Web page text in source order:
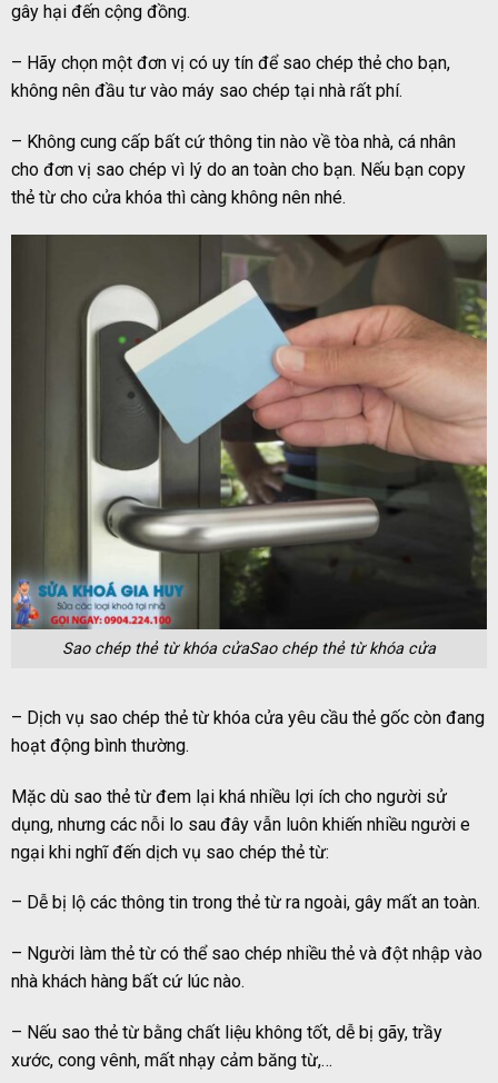
gây hại đến cộng đồng.
– Hãy chọn một đơn vị có uy tín để sao chép thẻ cho bạn,
không nên đầu tư vào máy sao chép tại nhà rất phí.
– Không cung cấp bất cứ thông tin nào về tòa nhà, cá nhân
cho đơn vị sao chép vì lý do an toàn cho bạn. Nếu bạn copy
thẻ từ cho cửa khóa thì càng không nên nhé.
Sao chép thẻ từ khóa cửaSao chép thẻ từ khóa cửa
– Dịch vụ sao chép thẻ từ khóa cửa yêu cầu thẻ gốc còn đang
hoạt động bình thường.
Mặc dù sao thẻ từ đem lại khá nhiều lợi ích cho người sử
dụng, nhưng các nỗi lo sau đây vẫn luôn khiến nhiều người e
ngại khi nghĩ đến dịch vụ sao chép thẻ từ:
– Dễ bị lộ các thông tin trong thẻ từ ra ngoài, gây mất an toàn.
– Người làm thẻ từ có thể sao chép nhiều thẻ và đột nhập vào
nhà khách hàng bất cứ lúc nào.
– Nếu sao thẻ từ bằng chất liệu không tốt, dễ bị gãy, trầy
xước, cong vênh, mất nhạy cảm băng từ,…